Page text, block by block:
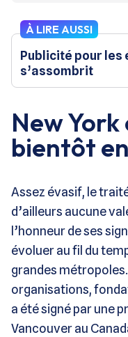
À LIRE AUSSI
Publicité pour les
s’assombrit
New
bientôt
Assez évasif, le
d’ailleurs aucune
l’honneur de ses
évoluer au fil du
grandes
organisations,
a été signé par une
Vancouver au